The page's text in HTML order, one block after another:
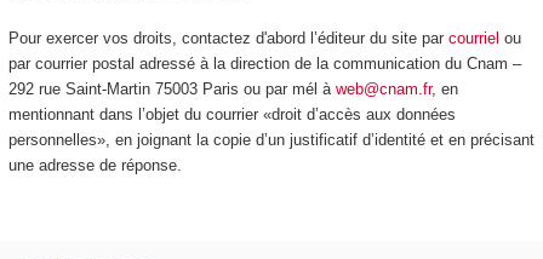
Pour exercer vos droits, contactez d'abord l’éditeur du site par courriel ou
par courrier postal adressé à la direction de la communication du Cnam –
292 rue Saint-Martin 75003 Paris ou par mél à web@cnam.fr, en
mentionnant dans l’objet du courrier «droit d’accès aux données
personnelles», en joignant la copie d’un justificatif d’identité et en précisant
une adresse de réponse.